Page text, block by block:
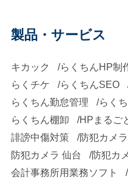
さんとても優秀で今後
の最後は内定者5名が2
チームに分かれてグル
ープワークを行いまし
た。 与えられた情報を
もとにまずは個人で検
討し、結果を記録しま
ベテラン社員による、
についてのお話です。
「IT業界はどの企業も
と想像される方も多い
ですが、実は企業によ
ってお仕事内容が全然
製品・サービス
キカック らくちんHP制
らくチケ
らくちんSEO
らくちん勤怠管理
らく
らくちん棚卸
HPまるご
誹謗中傷対策
防犯カメ
防犯カメラ 仙台
防犯カ
会計事務所用業務ソフト